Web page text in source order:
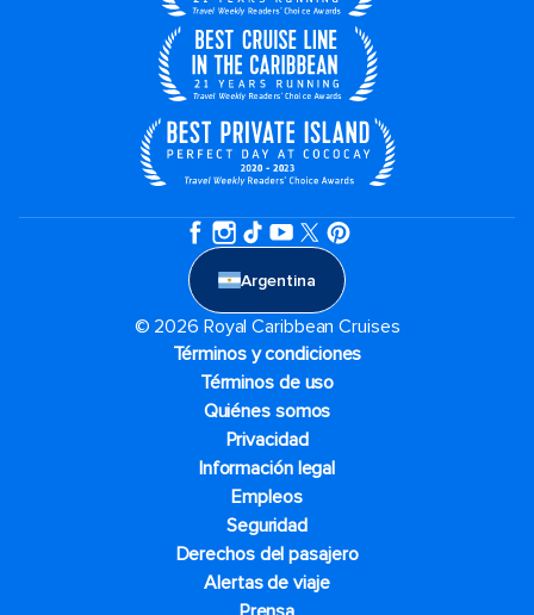
Argentina
© 2026 Royal Caribbean Cruises
Términos y condiciones
Términos de uso
Quiénes somos
Privacidad
Información legal
Empleos
Seguridad
Derechos del pasajero
Alertas de viaje